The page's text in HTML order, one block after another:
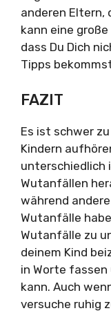
anderen Eltern,
kann eine
dass Du Dich
Tipps
FAZIT
Es ist schwer
Kindern
unterschiedlich
Wutanfällen
während
Wutanfälle
Wutanfälle zu
deinem Kind
in Worte
kann. Auch
versuche ruhig